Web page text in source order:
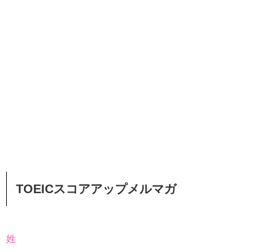
TOEICスコアアップメルマガ
姓